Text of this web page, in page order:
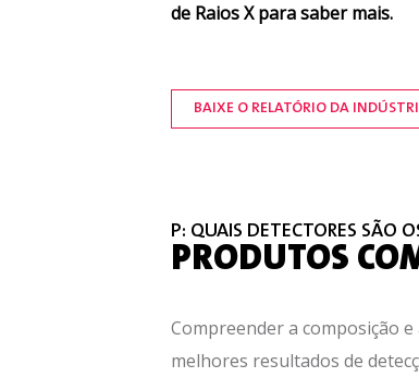
de Raios X para saber mais.
BAIXE O RELATÓRIO DA
P: QUAIS DETECTORES SÃO
PRODUTOS
Compreender a composição
melhores resultados de